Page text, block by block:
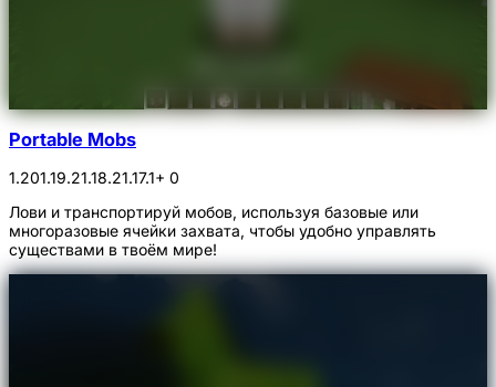
Portable Mobs
1.201.19.21.18.21.17.1+ 0
Лови и транспортируй мобов, используя базовые или
многоразовые ячейки захвата, чтобы удобно управлять
существами в твоём мире!